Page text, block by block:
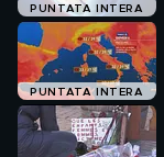
PUNTATA INTERA
PUNTATA INTERA